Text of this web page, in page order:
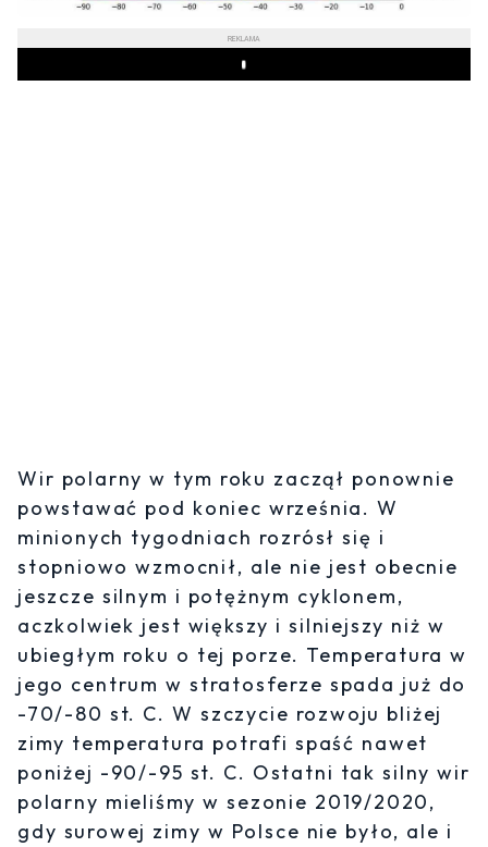
REKLAMA
Play
Wir polarny w tym roku zaczął ponownie
powstawać pod koniec września. W
minionych tygodniach rozrósł się i
stopniowo wzmocnił, ale nie jest obecnie
jeszcze silnym i potężnym cyklonem,
aczkolwiek jest większy i silniejszy niż w
ubiegłym roku o tej porze. Temperatura w
jego centrum w stratosferze spada już do
-70/-80 st. C. W szczycie rozwoju bliżej
zimy temperatura potrafi spaść nawet
poniżej -90/-95 st. C. Ostatni tak silny wir
polarny mieliśmy w sezonie 2019/2020,
gdy surowej zimy w Polsce nie było, ale i